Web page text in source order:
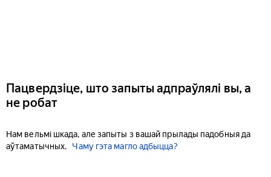
Пацвердзіце, што запыты адпраўлялі вы, а
не робат
Нам вельмі шкада, але запыты з вашай прылады падобныя да
аўтаматычных.
Чаму гэта магло адбыцца?